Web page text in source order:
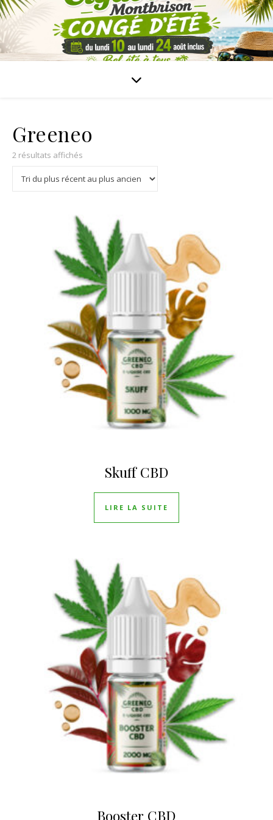
Greeneo
2 résultats affichés
Skuff CBD
LIRE LA SUITE
Booster CBD